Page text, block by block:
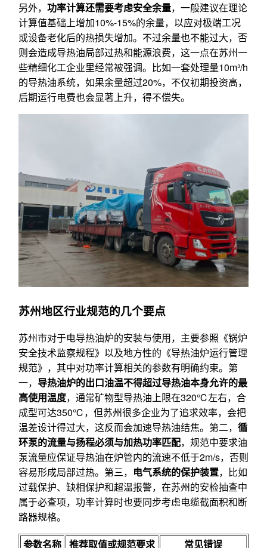
另外， 功率计算还需要考虑安全余量，一般建议在理论
计算值基础上增加10%-15%的余量，以应对极端工况
或设备老化后的热损失增加。不过余量也不能过大，否
则会造成导热油局部过热和能源浪费，这一点在苏州一
些精细化工企业里经常被强调。比如一套处理量10m³/h
的导热油系统，如果余量超过20%，不仅初期投资高，
后期运行电费也会显著上升，得不偿失。
苏州地区行业规范的几个要点
苏州市对于电导热油炉的安装与使用，主要参照《锅炉
安全技术监察规程》以及地方性的《导热油炉运行管理
规范》，其中对功率计算相关的参数有明确约束。第
一， 导热油炉的出口油温不得超过导热油本身允许的最
高使用温度，通常矿物型导热油上限在320℃左右，合
成型可达350℃，但苏州很多企业为了追求效率，会把
温差设计得过大，这反而会加速导热油结焦。第二， 循
环泵的流量与扬程必须与加热功率匹配，规范中要求油
泵流量应保证导热油在炉管内的流速不低于2m/s，否则
容易形成局部过热。第三， 电气系统的保护装置，比如
过载保护、缺相保护和超温报警，在苏州的安检抽查中
属于必查项，功率计算时也要同步考虑电缆截面积和断
路器规格。
参数名称 推荐取值或规范要求 常见错误